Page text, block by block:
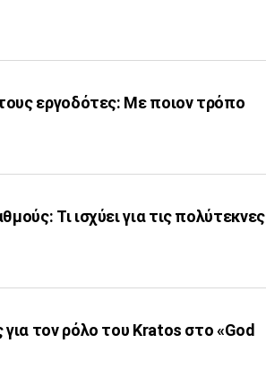
εργοδότες: Με ποιον τρόπο
Τι ισχύει για τις πολύτεκνες
τον ρόλο του Kratos στο «God